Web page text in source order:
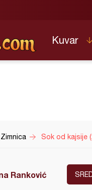
Kuvar
Zimnica Sok od kajsije
Ranković